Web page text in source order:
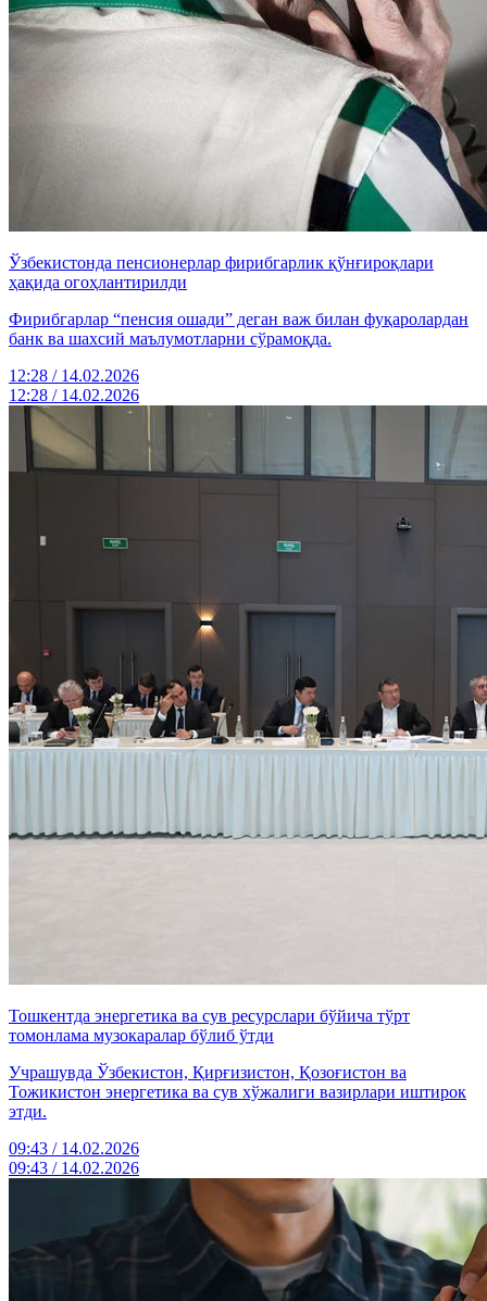
Ўзбекистонда пенсионерлар фирибгарлик қўнғироқлари
ҳақида огоҳлантирилди
Фирибгарлар “пенсия ошади” деган важ билан фуқаролардан
банк ва шахсий маълумотларни сўрамоқда.
12:28 / 14.02.2026
12:28 / 14.02.2026
Тошкентда энергетика ва сув ресурслари бўйича тўрт
томонлама музокаралар бўлиб ўтди
Учрашувда Ўзбекистон, Қирғизистон, Қозоғистон ва
Тожикистон энергетика ва сув хўжалиги вазирлари иштирок
этди.
09:43 / 14.02.2026
09:43 / 14.02.2026